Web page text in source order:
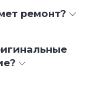
ремонт?